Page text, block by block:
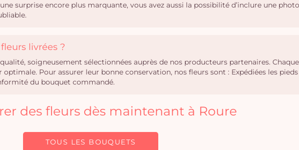
surprise encore plus marquante, vous avez aussi la possibilité d’inclure une
livrées ?
soigneusement sélectionnées auprès de nos producteurs partenaires.
Pour assurer leur bonne conservation, nos fleurs sont : Expédiées les pieds
du bouquet commandé.
des fleurs dès maintenant à Roure
TOUS LES BOUQUETS